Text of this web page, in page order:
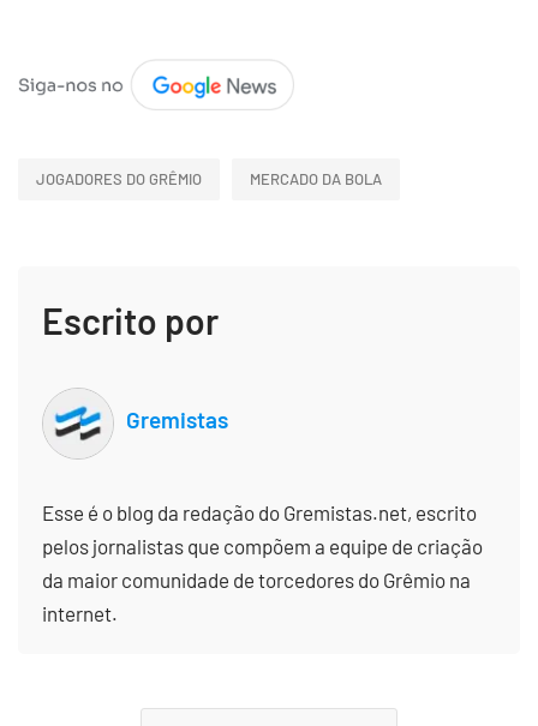
JOGADORES DO GRÊMIO MERCADO DA BOLA
Escrito por
Gremistas
Esse é o blog da redação do Gremistas.net, escrito
pelos jornalistas que compõem a equipe de criação
da maior comunidade de torcedores do Grêmio na
internet.